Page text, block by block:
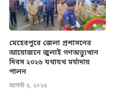
মেহেরপুরে জেলা প্রশাসনের
আয়োজনে জুলাই গণঅভ্যুত্থান
দিবস ২০২৬ যথাযথ মর্যাদায়
পালন
আগস্ট ৫, ২০২৬